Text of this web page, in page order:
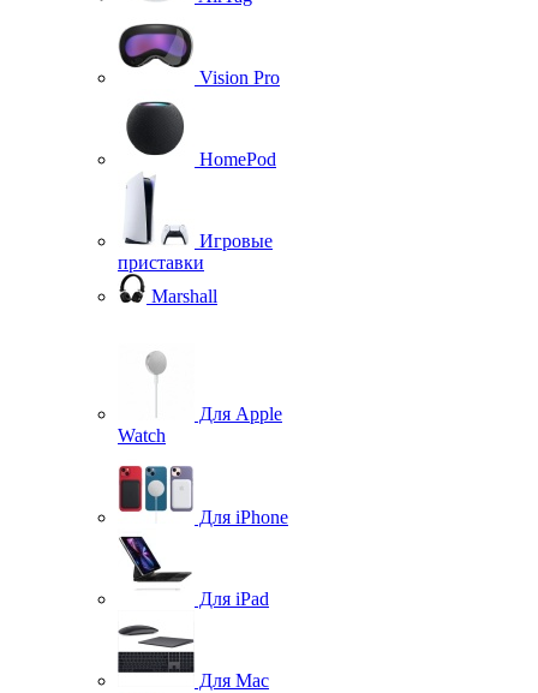
Vision Pro
HomePod
Игровые
приставки
Marshall
Для Apple
Watch
Для iPhone
Для iPad
Для Mac